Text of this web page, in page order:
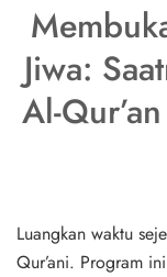
Jiwa:
Al-
Luangkan waktu
Qur’ani. Program